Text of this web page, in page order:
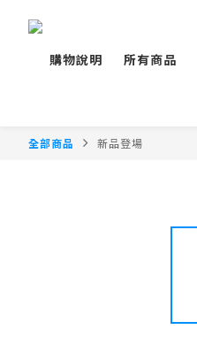
購物說明 所有商品
全部商品 新品登場